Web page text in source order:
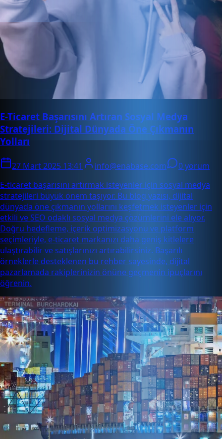
E-Ticaret Başarısını Artıran Sosyal Medya
Stratejileri: Dijital Dünyada Öne Çıkmanın
Yolları
27 Mart 2025 13:41 info@enabase.com
0 yorum
E-ticaret başarısını artırmak isteyenler için sosyal medya
stratejileri büyük önem taşıyor. Bu blog yazısı, dijital
dünyada öne çıkmanın yollarını keşfetmek isteyenler için
etkili ve SEO odaklı sosyal medya çözümlerini ele alıyor.
Doğru hedefleme, içerik optimizasyonu ve platform
seçimleriyle, e-ticaret markanızı daha geniş kitlelere
ulaştırabilir ve satışlarınızı artırabilirsiniz. Başarılı
örneklerle desteklenen bu rehber sayesinde, dijital
pazarlamada rakiplerinizin önüne geçmenin ipuçlarını
öğrenin.